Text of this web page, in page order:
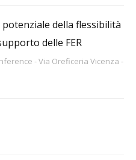
della flessibilità
delle FER
- Via Oreficeria Vicenza -